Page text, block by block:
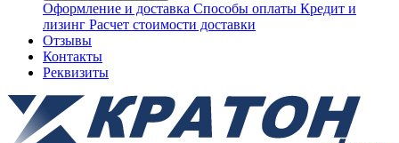
Оформление и доставка Способы оплаты Кредит и
лизинг Расчет стоимости доставки
Отзывы
Контакты
Реквизиты